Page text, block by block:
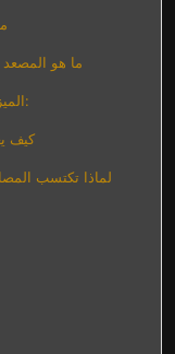
ما هو
الميزات الرئيسية للمصاعد الخالية من الحفر:
كيف
لماذا تكتسب